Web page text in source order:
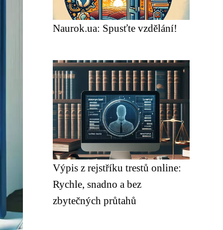
Naurok.ua: Spusťte vzdělání!
Výpis z rejstříku trestů online:
Rychle, snadno a bez
zbytečných průtahů